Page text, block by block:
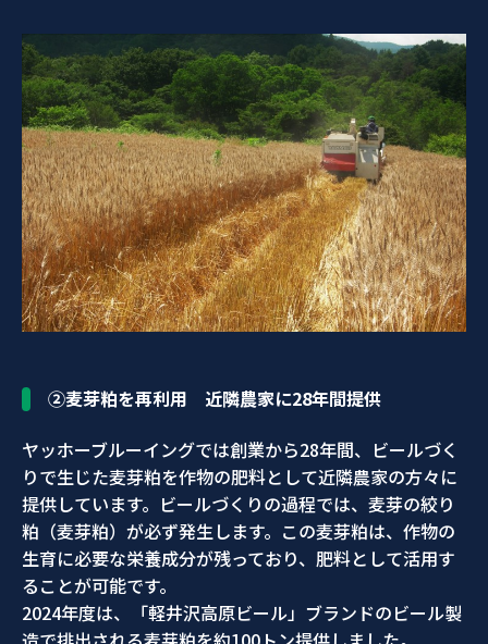
②麦芽粕を再利用 近隣農家に28年間提供
ヤッホーブルーイングでは創業から28年間、ビールづく
りで生じた麦芽粕を作物の肥料として近隣農家の方々に
提供しています。ビールづくりの過程では、麦芽の絞り
粕（麦芽粕）が必ず発生します。この麦芽粕は、作物の
生育に必要な栄養成分が残っており、肥料として活用す
ることが可能です。
2024年度は、「軽井沢高原ビール」ブランドのビール製